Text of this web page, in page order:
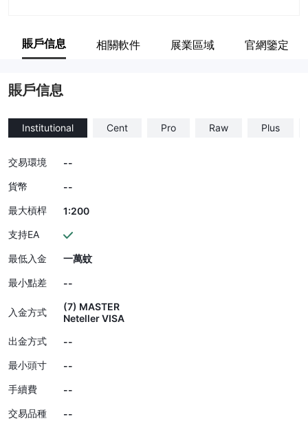
賬戶信息 相關軟件 展業區域 官網鑒定
賬戶信息
Institutional Cent Pro Raw Plus
交易環境
--
貨幣
--
最大槓桿
1:200
支持EA
最低入金 一萬蚊
最小點差 --
入金方式
(7) MASTER
Neteller VISA
出金方式
--
最小頭寸
--
手續費
--
交易品種
--